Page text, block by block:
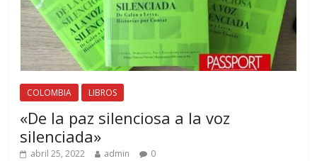
COLOMBIA LIBROS
«De la paz silenciosa a la voz
silenciada»
abril 25, 2022 admin 0